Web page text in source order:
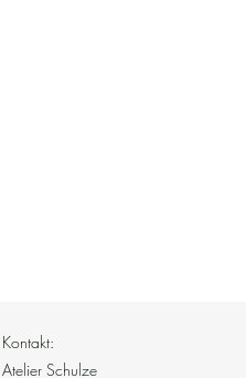
Kontakt:
Atelier Schulze